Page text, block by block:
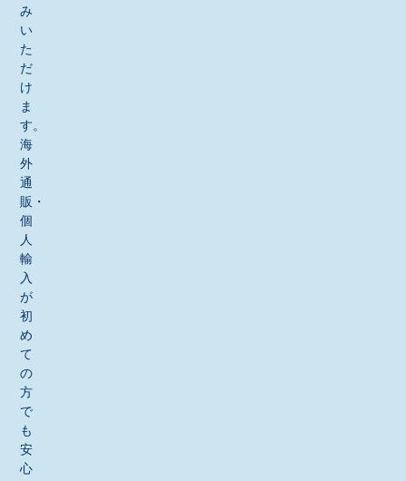
み
い
た
だ
け
ま
す。
海
外
通
販・
個
人
輸
入
が
初
め
て
の
方
で
も
安
心